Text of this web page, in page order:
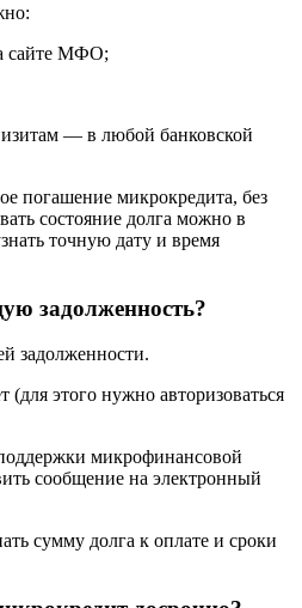
сайте МФО;
— в любой банковской
погашение микрокредита, без
состояние долга можно в
точную дату и время
задолженность?
задолженности.
(для этого нужно авторизоваться
микрофинансовой
сообщение на электронный
сумму долга к оплате и сроки